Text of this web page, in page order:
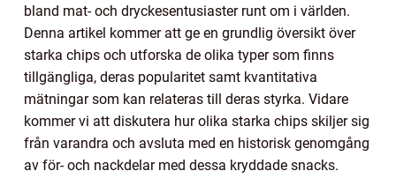
bland mat- och dryckesentusiaster runt om i världen.
Denna artikel kommer att ge en grundlig översikt över
starka chips och utforska de olika typer som finns
tillgängliga, deras popularitet samt kvantitativa
mätningar som kan relateras till deras styrka. Vidare
kommer vi att diskutera hur olika starka chips skiljer sig
från varandra och avsluta med en historisk genomgång
av för- och nackdelar med dessa kryddade snacks.